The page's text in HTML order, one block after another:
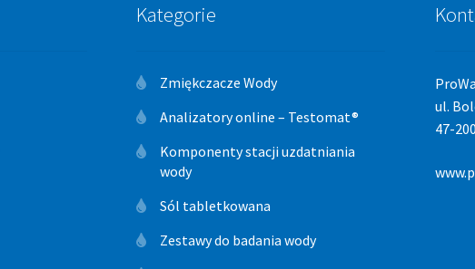
Kategorie
Zmiękczacze Wody
Analizatory online – Testomat®
Komponenty stacji uzdatniania
wody
Sól tabletkowana
Zestawy do badania wody
ul.
47-